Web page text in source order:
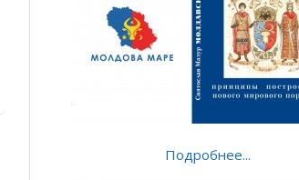
Подробнее...